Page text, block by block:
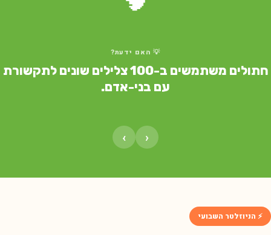
💡 האם ידעת?
חתולים משתמשים ב-100 צלילים שונים לתקשורת
עם בני-אדם.
⚡ הניוזלטר השבועי